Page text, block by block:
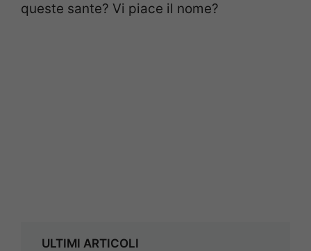
queste sante? Vi piace il nome?
ULTIMI ARTICOLI